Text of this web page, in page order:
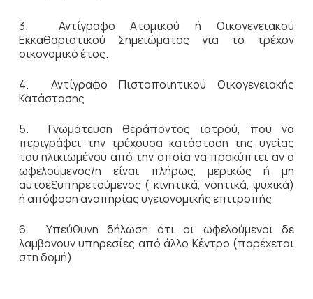
3. Αντίγραφο Ατομικού ή Οικογενειακού
Εκκαθαριστικού Σημειώματος για το τρέχον
οικονομικό έτος.
4. Αντίγραφο Πιστοποιητικού Οικογενειακής
Κατάστασης
5. Γνωμάτευση θεράποντος ιατρού, που να
περιγράφει την τρέχουσα κατάσταση της υγείας
του ηλικιωμένου από την οποία να προκύπτει αν ο
ωφελούμενος/η είναι πλήρως, μερικώς ή μη
αυτοεξυπηρετούμενος ( κινητικά, νοητικά, ψυχικά)
ή απόφαση αναπηρίας υγειονομικής επιτροπής
6. Υπεύθυνη δήλωση ότι οι ωφελούμενοι δε
λαμβάνουν υπηρεσίες από άλλο Κέντρο (παρέχεται
στη δομή)